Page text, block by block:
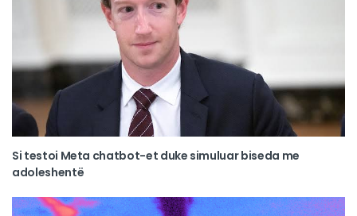
Si testoi Meta chatbot-et duke simuluar biseda me
adoleshentë